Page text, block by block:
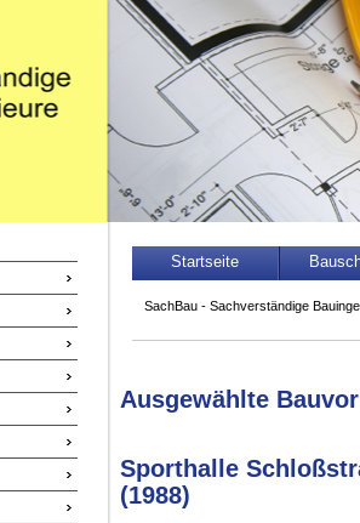
Navigation
überspringen
Startseite
SachBau - Sachverständige
Ausgewählte
Sporthalle
(1988)